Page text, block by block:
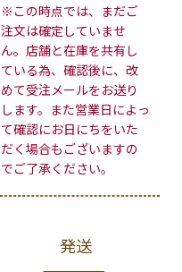
※この時点では、まだご
注文は確定していませ
ん。店舗と在庫を共有し
ている為、確認後に、改
めて受注メールをお送り
します。また営業日によっ
て確認にお日にちをいた
だく場合もございますの
でご了承ください。
発送